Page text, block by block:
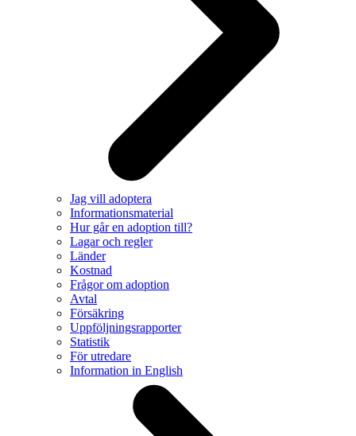
Jag vill adoptera
Informationsmaterial
Hur går en adoption till?
Lagar och regler
Länder
Kostnad
Frågor om adoption
Avtal
Försäkring
Uppföljningsrapporter
Statistik
För utredare
Information in English